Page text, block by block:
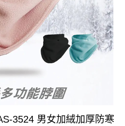
3524 男女加絨加厚防寒